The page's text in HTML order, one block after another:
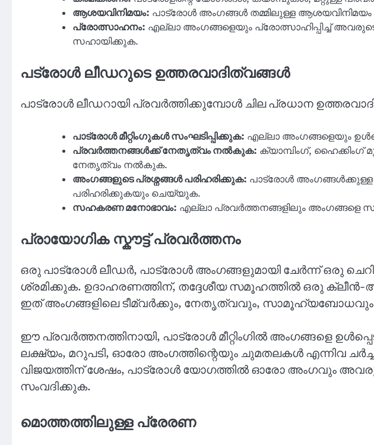
ആശയവിനിമയം: പാട്രോള്‍ അംഗങ്ങൾ തമ്മിലുള്ള ആശയവിനിമയം
പ്രോത്സാഹനം: എല്ലാ അംഗങ്ങളെയും പ്രോത്സാഹിപ്പിച്ച് അവരുടെ
സഹായിക്കുക.
പട്രോള്‍ ലീഡറുടെ ഉത്തരവാദിത്വങ്ങൾ
പാട്രോള്‍ ലീഡറായി പ്രവർത്തിക്കുമ്പോൾ ചില പ്രധാന
പാട്രോള്‍ മീറ്റിംഗുകൾ സംഘടിപ്പിക്കുക: എല്ലാ അംഗങ്ങളെയും
പ്രവർത്തനങ്ങൾക്ക് നേതൃത്വം നൽകുക: ക്യാമ്പിംഗ്,
നേതൃത്വം നൽകുക.
അംഗങ്ങളുടെ പ്രശ്നങ്ങൾ പരിഹരിക്കുക: പാട്രോള്‍
പരിഹരിക്കുകയും ചെയ്യുക.
സഹകരണ മനോഭാവം: എല്ലാ പ്രവർത്തനങ്ങളിലും അംഗങ്ങളെ
പ്രായോഗിക സ്കൗട്ട് പ്രവർത്തനം
ഒരു പാട്രോള്‍ ലീഡർ, പാട്രോള്‍ അംഗങ്ങളുമായി ചേർന്ന് ഒരു
ശ്രമിക്കുക. ഉദാഹരണത്തിന്, തദ്ദേശീയ സമൂഹത്തിൽ ഒരു
ഇത് അംഗങ്ങളിലെ ടീമ്വർക്കും, നേതൃത്വവും, സാമൂഹ്യബോധവും
ഈ പ്രവർത്തനത്തിനായി, പാട്രോള്‍ മീറ്റിംഗിൽ അംഗങ്ങളെ
ലക്ഷ്യം, മറുപടി, ഓരോ അംഗത്തിന്റെയും ചുമതലകൾ എന്നിവ
വിജയത്തിന് ശേഷം, പാട്രോള്‍ യോഗത്തിൽ ഓരോ അംഗവും
സംവദിക്കുക.
മൊത്തത്തിലുള്ള പ്രേരണ